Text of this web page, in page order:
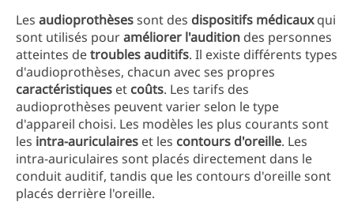
Les audioprothèsessont des dispositifs médicauxqui
sont utilisés pouraméliorer l'audition des personnes
atteintes detroubles auditifs. Il existe différents types
d'audioprothèses, chacun avec ses propres
caractéristiques et coûts. Les tarifs des
audioprothèses peuvent varier selon le type
d'appareil choisi. Les modèles les plus courants sont
les intra-auriculaires et les contours d'oreille. Les
intra-auriculaires sont placés directement dans le
conduit auditif, tandis que les contours d'oreille sont
placés derrière l'oreille.